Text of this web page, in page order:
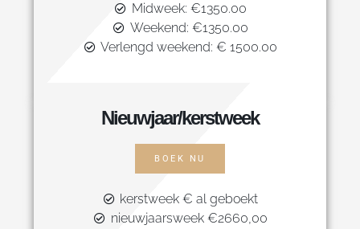
Midweek: €1350.00
Weekend: €1350.00
Verlengd weekend: € 1500.00
Nieuwjaar/kerstweek
BOEK NU
kerstweek € al geboekt
nieuwjaarsweek €2660,00